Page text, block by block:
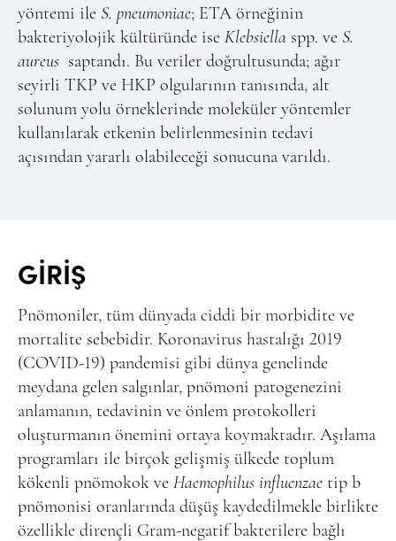
yöntemi ile S. pneumoniae; ETA örneğinin
bakteriyolojik kültüründe ise Klebsiella spp. ve S.
aureus saptandı. Bu veriler doğrultusunda; ağır
seyirli TKP ve HKP olgularının tanısında, alt
solunum yolu örneklerinde moleküler yöntemler
kullanılarak etkenin belirlenmesinin tedavi
açısından yararlı olabileceği sonucuna varıldı.
GİRİŞ
Pnömoniler, tüm dünyada ciddi bir morbidite ve
mortalite sebebidir. Koronavirus hastalığı 2019
(COVID-19) pandemisi gibi dünya genelinde
meydana gelen salgınlar, pnömoni patogenezini
anlamanın, tedavinin ve önlem protokolleri
oluşturmanın önemini ortaya koymaktadır. Aşılama
programları ile birçok gelişmiş ülkede toplum
kökenli pnömokok ve Haemophilus influenzae tip b
pnömonisi oranlarında düşüş kaydedilmekle birlikte
özellikle dirençli Gram-negatif bakterilere bağlı